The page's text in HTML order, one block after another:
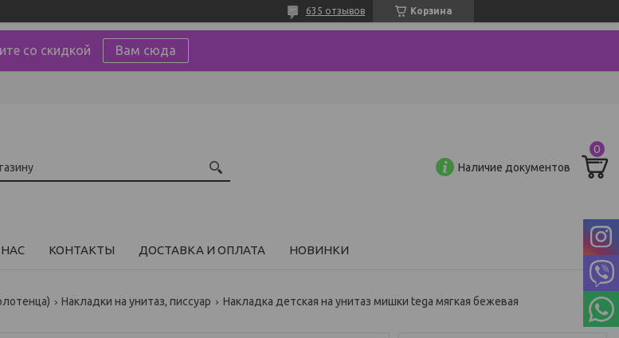
Корзина
635 отзывов
со скидкой Вам сюда
Наличие документов
КОНТАКТЫ ДОСТАВКА И ОПЛАТА НОВИНКИ
Накладки на унитаз, писсуар Накладка детская на унитаз мишки tega мягкая бежевая